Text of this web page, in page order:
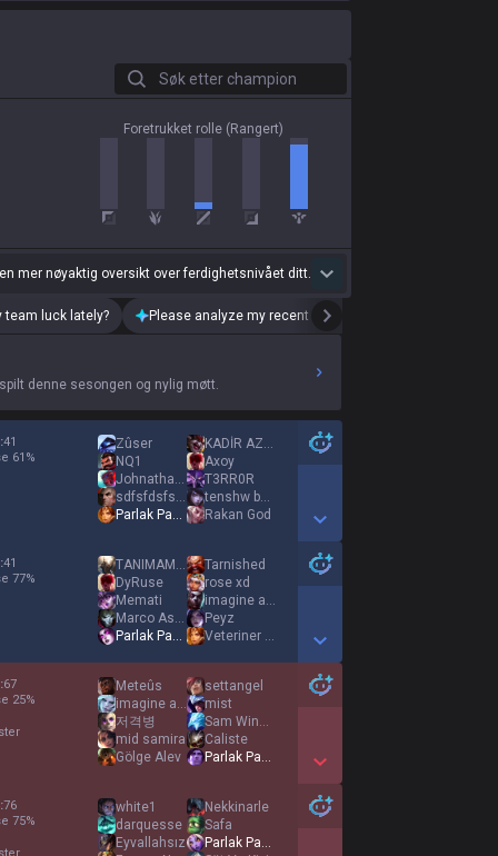
Søk etter champion
Foretrukket rolle (Rangert)
mer nøyaktig oversikt over ferdighetsnivået ditt.
team luck lately? Please analyze my recent playstyle.
denne sesongen og nylig møtt.
:41
61 %
Zûser
NQ1
Johnathan Wick x
sdfsfdsfsdfsdfds
Parlak Pasif
KADİR AZAD
Axoy
T3RR0R
tenshw bnmfutbol
Rakan God
Show More Detail Games
:41
77%
TANIMAM ETMEM
DyRuse
Memati
Marco Asensio
Parlak Pasif
Tarnished
rose xd
imagine a legend
Peyz
Veteriner Eylül
Show More Detail Games
:67
25%
Meteûs
imagine a legend
저격병
mid samira
Gölge Alev
settangel
mist
Sam Winchester
Caliste
Parlak Pasif
Show More Detail Games
:76
75%
white1
darquesse
Eyvallahsız
Nekkinarle
Safa
Parlak Pasif